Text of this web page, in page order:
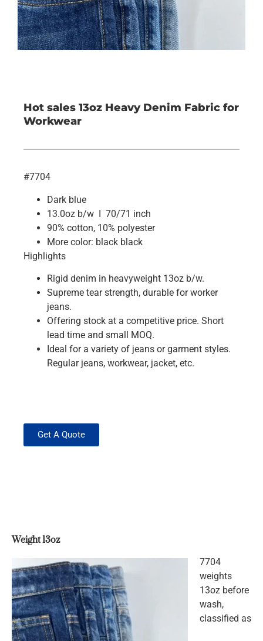
Hot sales 13oz Heavy Denim Fabric for
Workwear
#7704
Dark blue
13.0oz b/w I 70/71 inch
90% cotton, 10% polyester
More color: black black
Highlights
Rigid denim in heavyweight 13oz b/w.
Supreme tear strength, durable for worker
jeans.
Offering stock at a competitive price. Short
lead time and small MOQ.
Ideal for a variety of jeans or garment styles.
Regular jeans, workwear, jacket, etc.
Get A Quote
Weight 13oz
7704
weights
13oz before
wash,
classified as